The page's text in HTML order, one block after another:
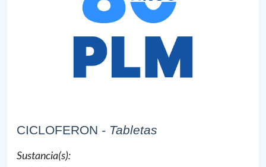
CICLOFERON - Tabletas
Sustancia(s):